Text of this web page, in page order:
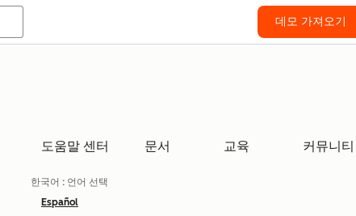
데모 가져오기
도움말 센터 문서 교육 커뮤니티
한국어 : 언어 선택
Español